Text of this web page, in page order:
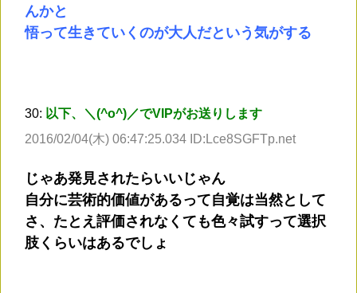
んかと
悟って生きていくのが大人だという気がする
30: 以下、＼(^o^)／でVIPがお送りします
2016/02/04(木) 06:47:25.034 ID:Lce8SGFTp.net
じゃあ発見されたらいいじゃん
自分に芸術的価値があるって自覚は当然として
さ、たとえ評価されなくても色々試すって選択
肢くらいはあるでしょ